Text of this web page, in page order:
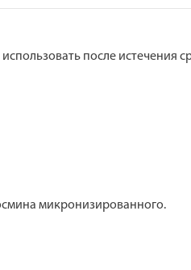
после истечения
микронизированного.